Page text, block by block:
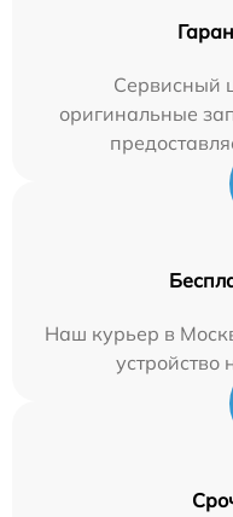
Сервисный
оригинальные
Наш курьер в
устройство